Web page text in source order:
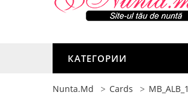
КАТЕГОРИИ
Nunta.md Cards MB_ALB_1